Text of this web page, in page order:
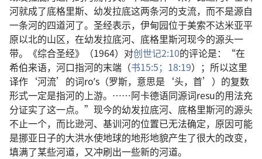
河就成了底格里斯、幼发拉底这两条河的支流，而不是源自
一条河的四道河了。圣经表示，伊甸园位于美索不达米亚平
原以北的山区，在幼发拉底河、底格里斯河现今的源头一
带。《综合圣经》（1964）对创世记2:10的评论是：“在
希伯来语，河口指河的末端（书15:5； 18:19）；所以这里
译作‘河流’的词roʼs（罗斯，意思是‘头，首’）的复数
形式一定是指河的上游。……阿卡德语同源词resu的用法充
分证实了这一点。”现今的幼发拉底河、底格里斯河的源头
不止一个，而比逊河、基训河的位置已无法确定，原因可能
是挪亚日子的大洪水使地球的地形地貌产生了很大的改变，
填满了某些河道，又冲刷出一些新的河道。